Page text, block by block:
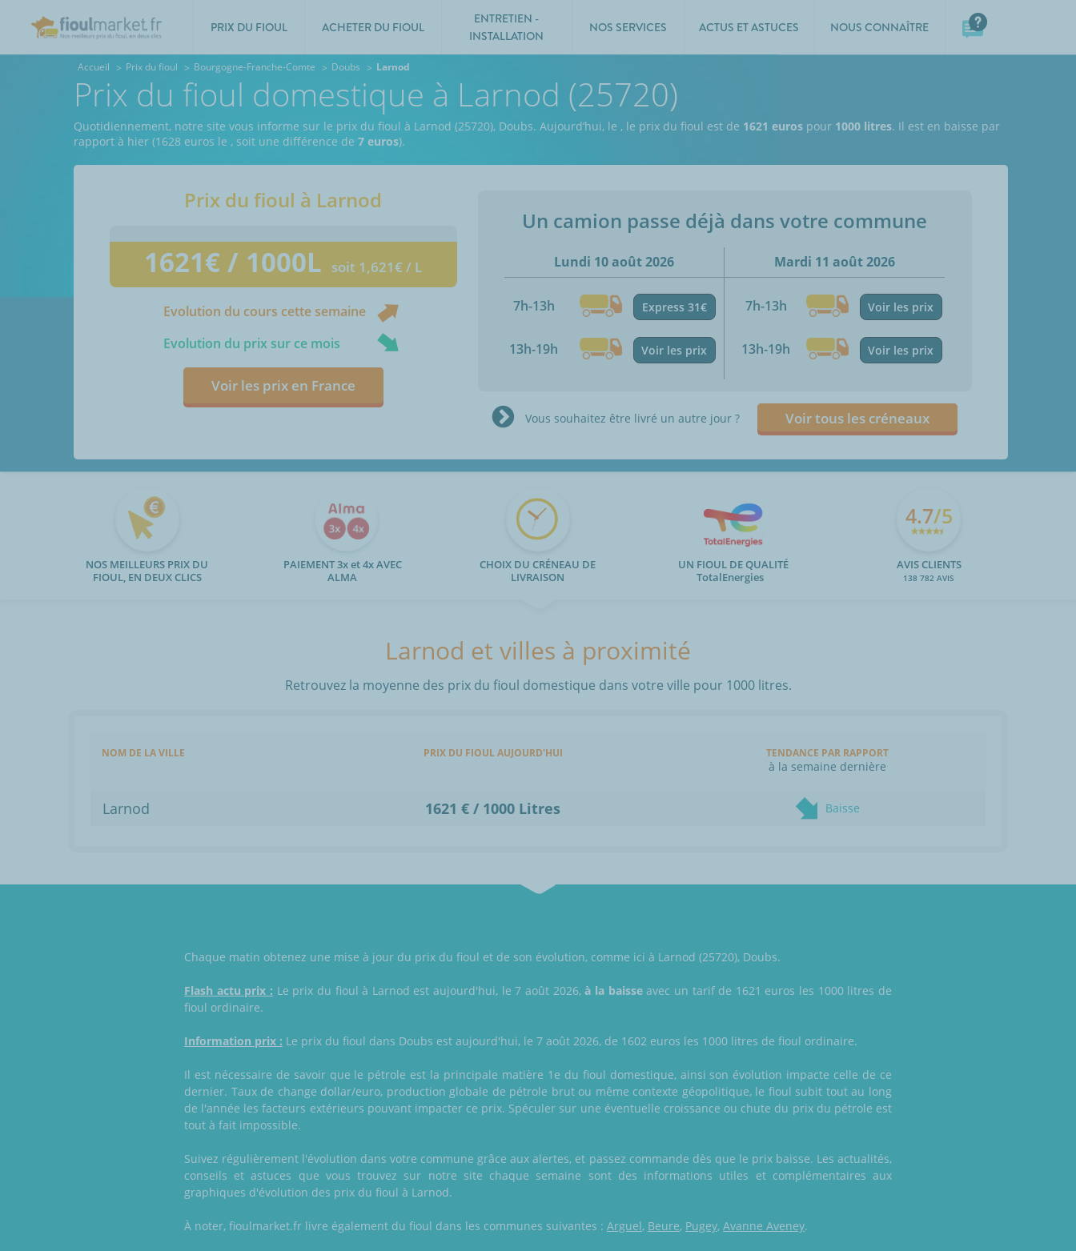
PRIX DU FIOUL ACHETER DU FIOUL
ENTRETIEN -
INSTALLATION
NOS SERVICES ACTUS ET ASTUCES NOUS CONNAÎTRE
Accueil Prix du fioul Bourgogne-Franche-Comte Doubs Larnod
Prix du fioul domestique à Larnod (25720)
Quotidiennement, notre site vous informe sur le prix du fioul à Larnod (25720), Doubs. Aujourd’hui, le , le prix du fioul est de 1621 euros pour 1000 litres. Il est en baisse par
rapport à hier (1628 euros le , soit une différence de 7 euros).
Prix du fioul à Larnod
1621€ / 1000L soit 1,621€ / L
Evolution du cours cette semaine
Evolution du prix sur ce mois
Voir les prix en France
Un camion passe déjà dans votre commune
Lundi 10 août 2026
7h-13h Express 31€
13h-19h Voir les prix
Mardi 11 août 2026
7h-13h Voir les prix
13h-19h Voir les prix
Vous souhaitez être livré un autre jour ? Voir tous les créneaux
NOS MEILLEURS PRIX DU
FIOUL, EN DEUX CLICS
PAIEMENT 3x et 4x AVEC
ALMA
CHOIX DU CRÉNEAU DE
LIVRAISON
UN FIOUL DE QUALITÉ
TotalEnergies
4.7/5
AVIS CLIENTS
138 782 AVIS
Larnod et villes à proximité
Retrouvez la moyenne des prix du fioul domestique dans votre ville pour 1000 litres.
NOM DE LA VILLE PRIX DU FIOUL AUJOURD'HUI TENDANCE PAR RAPPORT
à la semaine dernière
Larnod 1621 € / 1000 Litres Baisse
Chaque matin obtenez une mise à jour du prix du fioul et de son évolution, comme ici à Larnod (25720), Doubs.
Flash actu prix : Le prix du fioul à Larnod est aujourd'hui, le 7 août 2026,à la baisseavec un tarif de 1621 euros les 1000 litres de
fioul ordinaire.
Information prix : Le prix du fioul dans Doubs est aujourd'hui, le 7 août 2026, de 1602 euros les 1000 litres de fioul ordinaire.
Il est nécessaire de savoir que le pétrole est la principale matière 1e du fioul domestique, ainsi son évolution impacte celle de ce
dernier. Taux de change dollar/euro, production globale de pétrole brut ou même contexte géopolitique, le fioul subit tout au long
de l'année les facteurs extérieurs pouvant impacter ce prix. Spéculer sur une éventuelle croissance ou chute du prix du pétrole est
tout à fait impossible.
Suivez régulièrement l'évolution dans votre commune grâce aux alertes, et passez commande dès que le prix baisse. Les actualités,
conseils et astuces que vous trouvez sur notre site chaque semaine sont des informations utiles et complémentaires aux
graphiques d'évolution des prix du fioul à Larnod.
À noter, fioulmarket.fr livre également du fioul dans les communes suivantes : Arguel, Beure, Pugey, Avanne Aveney.